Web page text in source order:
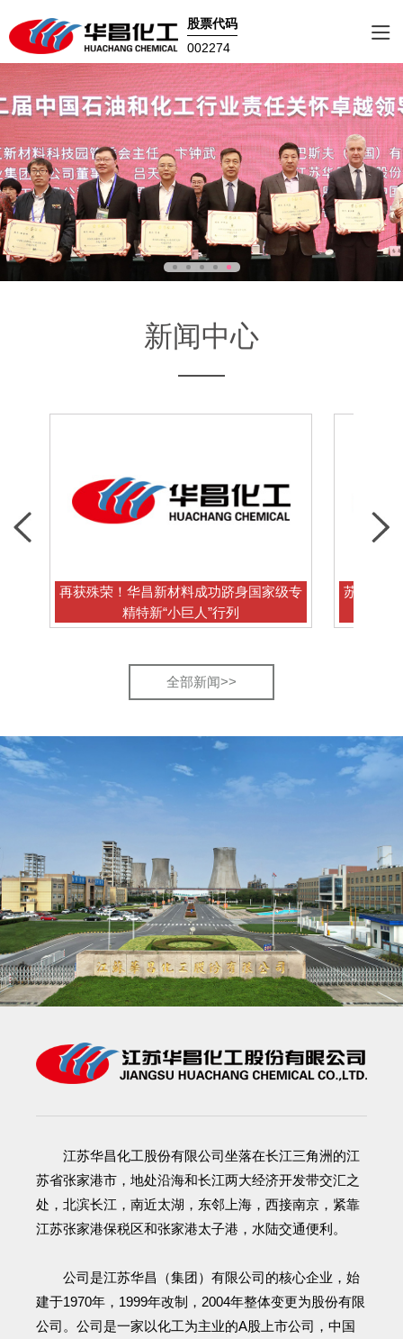
股票代码
002274
新闻中心
再获殊荣！华昌新材料成功跻身国家级专
精特新“小巨人”行列
苏州港集团与华昌
全部新闻>>
江苏华昌化工股份有限公司坐落在长江三角洲的江
苏省张家港市，地处沿海和长江两大经济开发带交汇之
处，北滨长江，南近太湖，东邻上海，西接南京，紧靠
江苏张家港保税区和张家港太子港，水陆交通便利。
公司是江苏华昌（集团）有限公司的核心企业，始
建于1970年，1999年改制，2004年整体变更为股份有限
公司。公司是一家以化工为主业的A股上市公司，中国